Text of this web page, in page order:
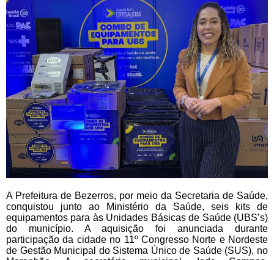
A Prefeitura de Bezerros, por meio da Secretaria de Saúde,
conquistou junto ao Ministério da Saúde, seis kits de
equipamentos para às Unidades Básicas de Saúde (UBS’s)
do município. A aquisição foi anunciada durante
participação da cidade no 11º Congresso Norte e Nordeste
de Gestão Municipal do Sistema Único de Saúde (SUS), no